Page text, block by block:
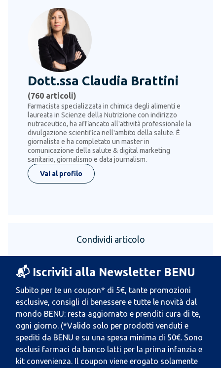
Dott.ssa Claudia Brattini
(760 articoli)
Farmacista specializzata in chimica degli alimenti e
laureata in Scienze della Nutrizione con indirizzo
nutraceutico, ha affiancato all'attività professionale la
divulgazione scientifica nell'ambito della salute. È
giornalista e ha completato un master in
comunicazione della salute & digital marketing
sanitario, giornalismo e data journalism.
Vai al profilo
Condividi articolo
📬 Iscriviti alla Newsletter BENU
Subito per te un coupon* di 5€, tante promozioni
esclusive, consigli di benessere e tutte le novità dal
mondo BENU: resta aggiornato e prenditi cura di te,
ogni giorno. (*Valido solo per prodotti venduti e
spediti da BENU e su una spesa minima di 50€. Sono
esclusi farmaci da banco latti per la prima infanzia e
kit convenienza. Il coupon viene erogato solamente